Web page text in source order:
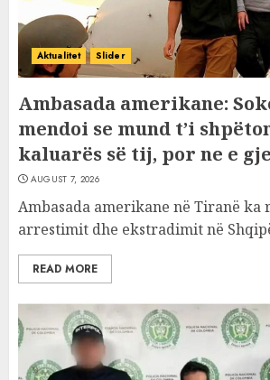
Aktualitet Slider
Ambasada amerikane:
mendoi se mund t’i
kaluarës së tij, por ne e
AUGUST 7, 2026
Ambasada amerikane në Tiranë ka
arrestimit dhe ekstradimit në
READ MORE